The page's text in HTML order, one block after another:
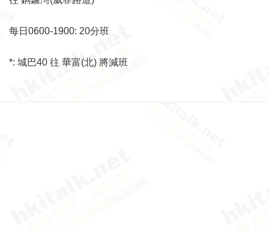
每日0600-1900: 20分班
*: 城巴40 往 華富(北) 將減班